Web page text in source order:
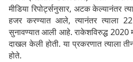
मीडिया रिपोर्ट्सनुसार, अटक केल्यानंतर
हजर करण्यात आले, त्यानंतर त्याला 22
सुनावण्यात आली आहे. राकेशविरुद्ध 2020
दाखल केली होती. या प्रकरणात त्याला
होते.